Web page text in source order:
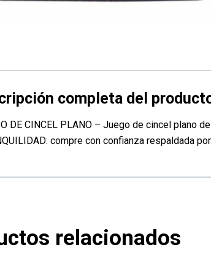
DE CINCEL PLANO – Juego de cincel plano
compre con confianza respaldada
relacionados